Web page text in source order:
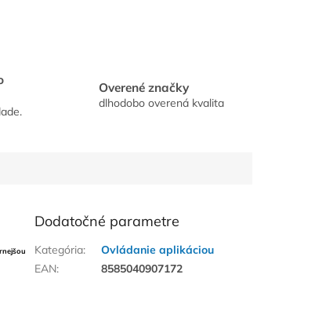
Overené značky
dlhodobo overená kvalita
Dodatočné parametre
Kategória:
Ovládanie aplikáciou
EAN: 8585040907172